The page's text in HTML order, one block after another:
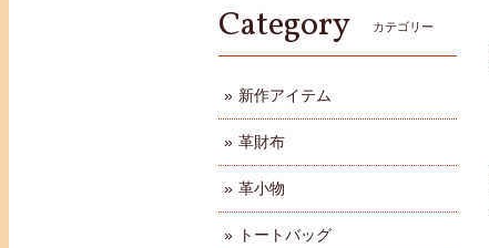
Category カテゴリー
新作アイテム
革財布
革小物
トートバッグ